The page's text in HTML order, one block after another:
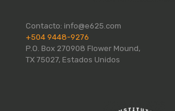
Contacto: info@e625.com
+504 9448-9276
P.O. Box 270908 Flower Mound,
TX 75027, Estados Unidos